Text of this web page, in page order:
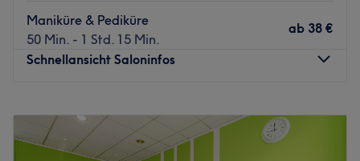
Maniküre & Pediküre
50 Min. - 1 Std. 15 Min.
ab 38 €
Schnellansicht Saloninfos
Dienstag
09:00–19:00
Mittwoch
09:00–19:00